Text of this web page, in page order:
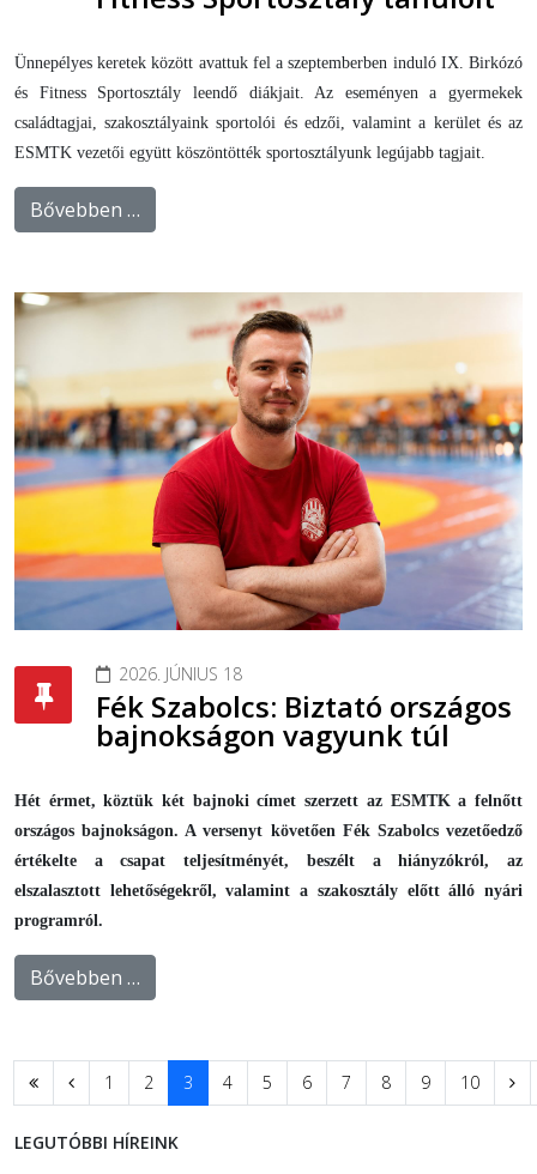
Ünnepélyes keretek között avattuk fel a szeptemberben induló IX. Birkózó
és Fitness Sportosztály leendő diákjait. Az eseményen a gyermekek
családtagjai, szakosztályaink sportolói és edzői, valamint a kerület és az
ESMTK vezetői együtt köszöntötték sportosztályunk legújabb tagjait.
Bővebben …
2026. JÚNIUS 18
Fék Szabolcs: Biztató országos
bajnokságon vagyunk túl
Hét érmet, köztük két bajnoki címet szerzett az ESMTK a felnőtt
országos bajnokságon. A versenyt követően Fék Szabolcs vezetőedző
értékelte a csapat teljesítményét, beszélt a hiányzókról, az
elszalasztott lehetőségekről, valamint a szakosztály előtt álló nyári
programról.
Bővebben …
1 2 3 4 5 6 7 8 9 10
LEGUTÓBBI HÍREINK